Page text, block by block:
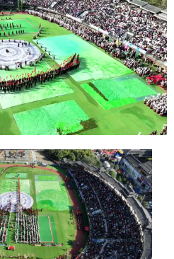
健康 军事
图片 政务
金融 汽车
信息化 数字经济
银龄 溯源中国
能源 会展
时尚 悦读
亚太网 上市公司